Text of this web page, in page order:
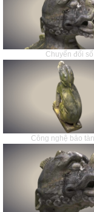
Chuyển đối
Công nghệ bảo